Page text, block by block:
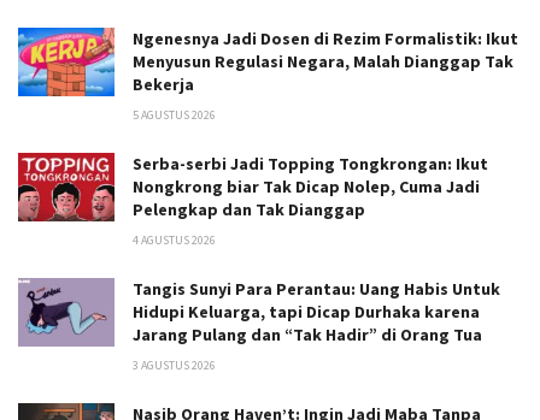
Ngenesnya Jadi Dosen di Rezim Formalistik: Ikut
Menyusun Regulasi Negara, Malah Dianggap Tak
Bekerja
5 AGUSTUS 2026
Serba-serbi Jadi Topping Tongkrongan: Ikut
Nongkrong biar Tak Dicap Nolep, Cuma Jadi
Pelengkap dan Tak Dianggap
4 AGUSTUS 2026
Tangis Sunyi Para Perantau: Uang Habis Untuk
Hidupi Keluarga, tapi Dicap Durhaka karena
Jarang Pulang dan “Tak Hadir” di Orang Tua
3 AGUSTUS 2026
Nasib Orang Haven’t: Ingin Jadi Maba Tanpa